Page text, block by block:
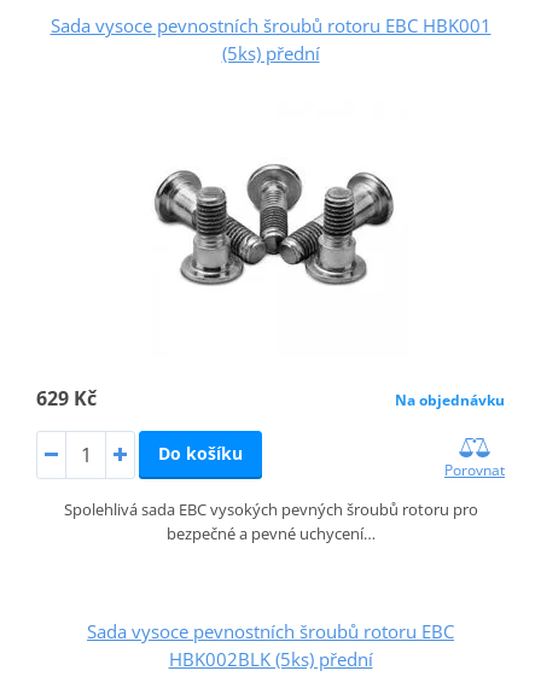
Sada vysoce pevnostních šroubů rotoru EBC HBK001
(5ks) přední
629 Kč Na objednávku
Do košíku
Porovnat
Spolehlivá sada EBC vysokých pevných šroubů rotoru pro
bezpečné a pevné uchycení…
Sada vysoce pevnostních šroubů rotoru EBC
HBK002BLK (5ks) přední